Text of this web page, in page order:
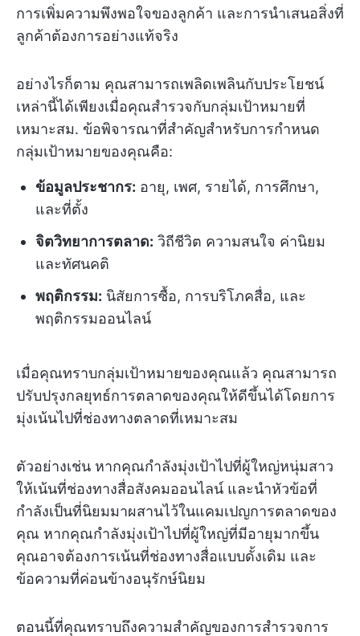
การเพิ่มความพึงพอใจของลูกค้า และการนำเสนอสิ่งที่
ลูกค้าต้องการอย่างแท้จริง
อย่างไรก็ตาม คุณสามารถเพลิดเพลินกับประโยชน์
เหล่านี้ได้เพียงเมื่อคุณสำรวจกับกลุ่มเป้าหมายที่
เหมาะสม. ข้อพิจารณาที่สำคัญสำหรับการกำหนด
กลุ่มเป้าหมายของคุณคือ:
ข้อมูลประชากร: อายุ, เพศ, รายได้, การศึกษา,
และที่ตั้ง
จิตวิทยาการตลาด: วิถีชีวิต ความสนใจ ค่านิยม
และทัศนคติ
พฤติกรรม: นิสัยการซื้อ, การบริโภคสื่อ, และ
พฤติกรรมออนไลน์
เมื่อคุณทราบกลุ่มเป้าหมายของคุณแล้ว คุณสามารถ
ปรับปรุงกลยุทธ์การตลาดของคุณให้ดีขึ้นได้โดยการ
มุ่งเน้นไปที่ช่องทางตลาดที่เหมาะสม
ตัวอย่างเช่น หากคุณกำลังมุ่งเป้าไปที่ผู้ใหญ่หนุ่มสาว
ให้เน้นที่ช่องทางสื่อสังคมออนไลน์ และนำหัวข้อที่
กำลังเป็นที่นิยมมาผสานไว้ในแคมเปญการตลาดของ
คุณ หากคุณกำลังมุ่งเป้าไปที่ผู้ใหญ่ที่มีอายุมากขึ้น
คุณอาจต้องการเน้นที่ช่องทางสื่อแบบดั้งเดิม และ
ข้อความที่ค่อนข้างอนุรักษ์นิยม
ตอนนี้ที่คุณทราบถึงความสำคัญของการสำรวจการ